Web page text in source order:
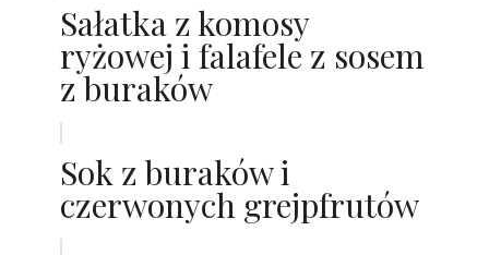
Sałatka z komosy
ryżowej i falafele z sosem
z buraków
Sok z buraków i
czerwonych grejpfrutów